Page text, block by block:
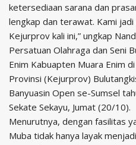
ketersediaan sarana dan
lengkap dan terawat. Kami
Kejurprov kali ini,” ungkap
Persatuan Olahraga dan Seni
Enim Kabuapten Muara Enim
Provinsi (Kejurprov)
Banyuasin Open se-Sumsel
Sekate Sekayu, Jumat (20/10).
Menurutnya, dengan fasilitas
Muba tidak hanya layak